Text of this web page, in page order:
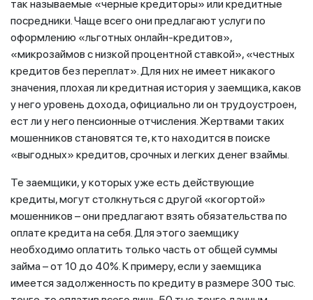
так называемые «черные кредиторы» или кредитные
посредники. Чаще всего они предлагают услуги по
оформлению «льготных онлайн-кредитов»,
«микрозаймов с низкой процентной ставкой», «честных
кредитов без переплат». Для них не имеет никакого
значения, плохая ли кредитная история у заемщика, каков
у него уровень дохода, официально ли он трудоустроен,
ест ли у него пенсионные отчисления. Жертвами таких
мошенников становятся те, кто находится в поиске
«выгодных» кредитов, срочных и легких денег взаймы.
Те заемщики, у которых уже есть действующие
кредиты, могут столкнуться с другой «когортой»
мошенников – они предлагают взять обязательства по
оплате кредита на себя. Для этого заемщику
необходимо оплатить только часть от общей суммы
займа – от 10 до 40%. К примеру, если у заемщика
имеется задолженность по кредиту в размере 300 тыс.